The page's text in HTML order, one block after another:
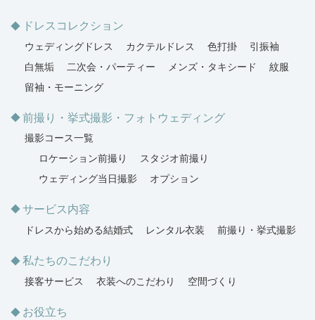
ドレスコレクション
ウェディングドレス カクテルドレス 色打掛
引振袖
白無垢
二次会・パーティー メンズ・タキシード
紋服
留袖・モーニング
前撮り・挙式撮影・フォトウェディング
撮影コース一覧
ロケーション前撮り
スタジオ前撮り
ウェディング当日撮影
オプション
サービス内容
ドレスから始める結婚式 レンタル衣装 前撮り・挙式撮影
私たちのこだわり
接客サービス 衣装へのこだわり 空間づくり
お役立ち